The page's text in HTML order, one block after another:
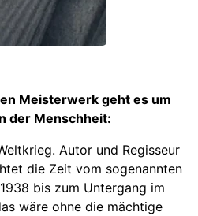
Meisterwerk geht es um
der Menschheit:
Autor und Regisseur
die Zeit vom sogenannten
bis zum Untergang im
wäre ohne die mächtige